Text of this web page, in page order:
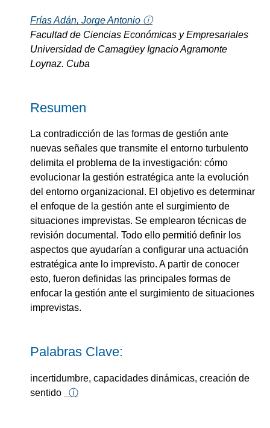
Frías Adán, Jorge Antonio ⓘ
Facultad de Ciencias Económicas y Empresariales
Universidad de Camagüey Ignacio Agramonte
Loynaz. Cuba
Resumen
La contradicción de las formas de gestión ante
nuevas señales que transmite el entorno turbulento
delimita el problema de la investigación: cómo
evolucionar la gestión estratégica ante la evolución
del entorno organizacional. El objetivo es determinar
el enfoque de la gestión ante el surgimiento de
situaciones imprevistas. Se emplearon técnicas de
revisión documental. Todo ello permitió definir los
aspectos que ayudarían a configurar una actuación
estratégica ante lo imprevisto. A partir de conocer
esto, fueron definidas las principales formas de
enfocar la gestión ante el surgimiento de situaciones
imprevistas.
Palabras Clave:
incertidumbre, capacidades dinámicas, creación de
sentido
ⓘ